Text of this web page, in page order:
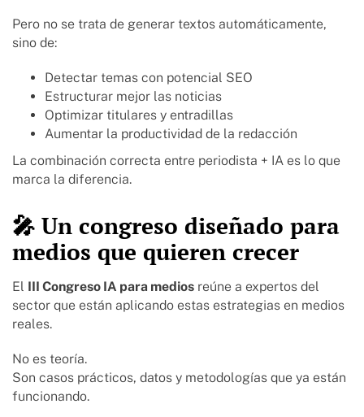
Pero no se trata de generar textos automáticamente,
sino de:
Detectar temas con potencial SEO
Estructurar mejor las noticias
Optimizar titulares y entradillas
Aumentar la productividad de la redacción
La combinación correcta entre periodista + IA es lo que
marca la diferencia.
🎤 Un congreso diseñado para
medios que quieren crecer
El III Congreso IA para medios reúne a expertos del
sector que están aplicando estas estrategias en medios
reales.
No es teoría.
Son casos prácticos, datos y metodologías que ya están
funcionando.